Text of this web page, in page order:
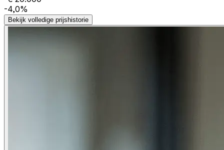
-4,0%
Bekijk volledige prijshistorie